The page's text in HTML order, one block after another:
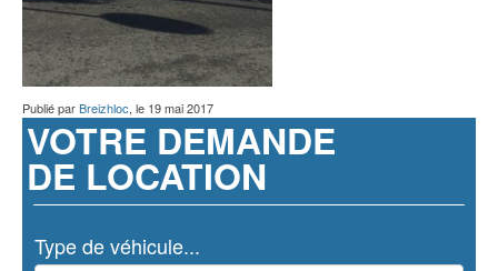
Publié parBreizhloc, le 19 mai 2017
VOTRE DEMANDE
DE LOCATION
Type de véhicule...